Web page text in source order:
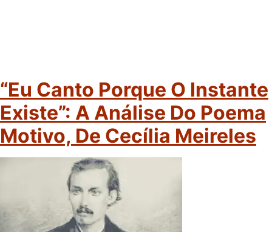
“Eu Canto Porque O Instante
Existe”: A Análise Do Poema
Motivo, De Cecília Meireles